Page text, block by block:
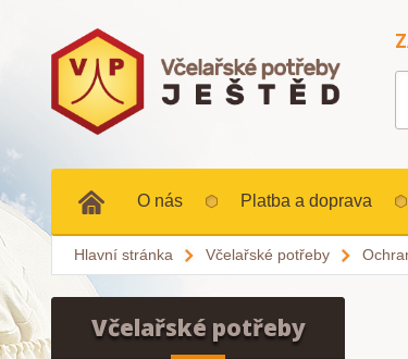
O nás Platba a doprava
Hlavní stránka Včelařské potřeby
Včelařské potřeby